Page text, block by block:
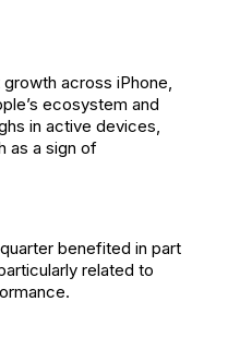
across iPhone,
ecosystem and
in active devices,
as a sign of
benefited in part
related to